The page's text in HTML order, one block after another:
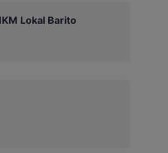
Lokal Barito